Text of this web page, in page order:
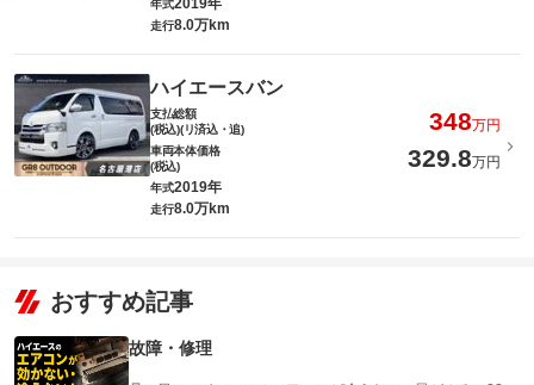
年式2019年
走行8.0万km
ハイエースバン
支払総額
(税込)(リ済込・追)
348万円
車両本体価格
(税込)
329.8万円
年式2019年
走行8.0万km
おすすめ記事
故障・修理